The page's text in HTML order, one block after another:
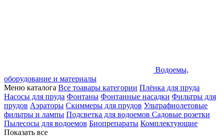
Водоемы,
оборудование и материалы
Меню каталога Все тоавары категории Плёнка для пруда
Насосы для пруда Фонтаны Фонтанные насадки Фильтры для
прудов Аэраторы Скиммеры для прудов Ультрафиолетовые
фильтры и лампы Подсветка для водоемов Садовые розетки
Пылесосы для водоемов Биопрепараты Комплектующие
Показать все